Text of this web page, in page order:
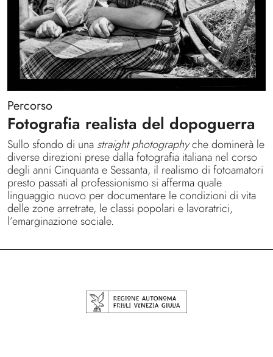
Percorso
Fotografia realista del dopoguerra
Sullo sfondo di una straight photographyche dominerà le
diverse direzioni prese dalla fotografia italiana nel corso
degli anni Cinquanta e Sessanta, il realismo di fotoamatori
presto passati al professionismo si afferma quale
linguaggio nuovo per documentare le condizioni di vita
delle zone arretrate, le classi popolari e lavoratrici,
l’emarginazione sociale.